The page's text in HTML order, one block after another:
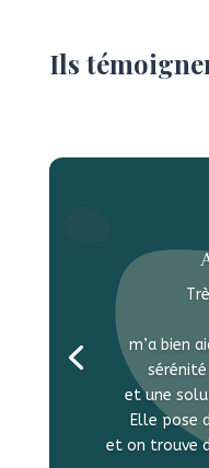
Ils
m’a bien
et une
Elle pose
et on trouve